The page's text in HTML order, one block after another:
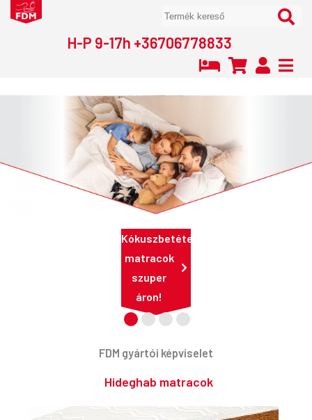
H-P 9-17h +36706778833
Kókuszbetétes
matracok
szuper
áron!
FDM gyártói képviselet
Hideghab matracok